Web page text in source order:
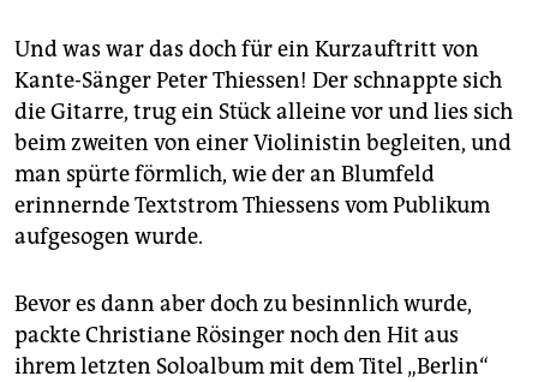
Und was war das doch für ein Kurzauftritt von
Kante-Sänger Peter Thiessen! Der schnappte sich
die Gitarre, trug ein Stück alleine vor und lies sich
beim zweiten von einer Violinistin begleiten, und
man spürte förmlich, wie der an Blumfeld
erinnernde Textstrom Thiessens vom Publikum
aufgesogen wurde.
Bevor es dann aber doch zu besinnlich wurde,
packte Christiane Rösinger noch den Hit aus
ihrem letzten Soloalbum mit dem Titel „Berlin“